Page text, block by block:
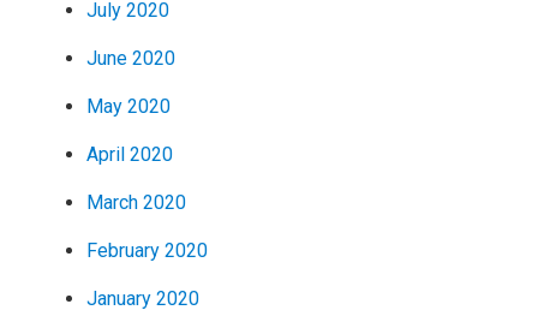
July 2020
June 2020
May 2020
April 2020
March 2020
February 2020
January 2020